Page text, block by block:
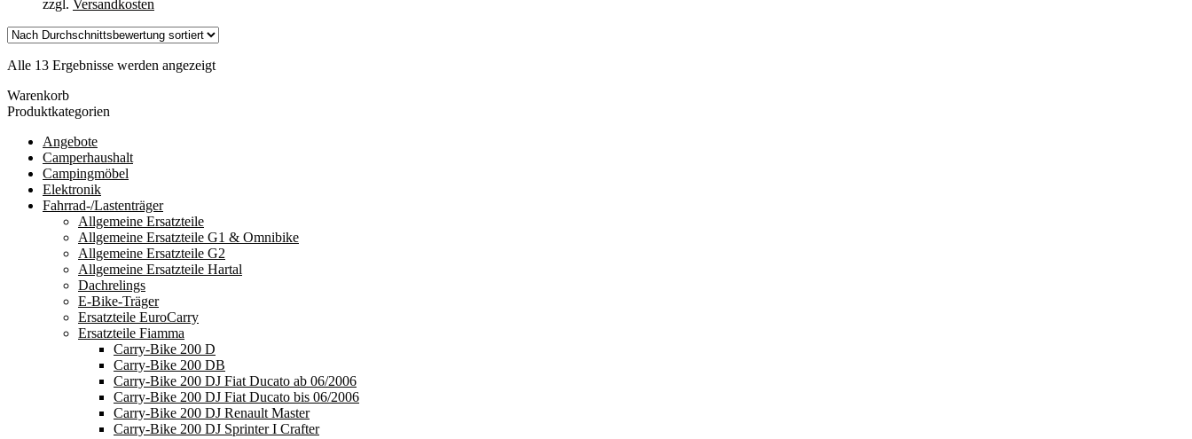
zzgl. Versandkosten
Alle 13 Ergebnisse werden angezeigtNach
Warenkorb
Produktkategorien
Angebote
Camperhaushalt
Campingmöbel
Elektronik
Fahrrad-/Lastenträger
Allgemeine Ersatzteile
Allgemeine Ersatzteile G1 & Omnibike
Allgemeine Ersatzteile G2
Allgemeine Ersatzteile Hartal
Dachrelings
E-Bike-Träger
Ersatzteile EuroCarry
Ersatzteile Fiamma
Carry-Bike 200 D
Carry-Bike 200 DB
Carry-Bike 200 DJ Fiat Ducato ab 06/2006
Carry-Bike 200 DJ Fiat Ducato bis 06/2006
Carry-Bike 200 DJ Renault Master
Carry-Bike 200 DJ Sprinter I Crafter